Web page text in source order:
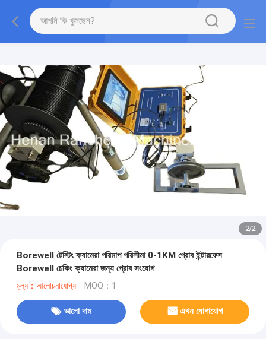
2/2
Borewell টেস্টিং ক্যামেরা পরিমাপ পরিসীমা 0-1KM প্রোব ইন্টারফেস
Borewell চেকিং ক্যামেরা জন্য প্রোব সংযোগ
মূল্য：আলোচনাযোগ্য MOQ：1
ভালো দাম এখন যোগাযোগ